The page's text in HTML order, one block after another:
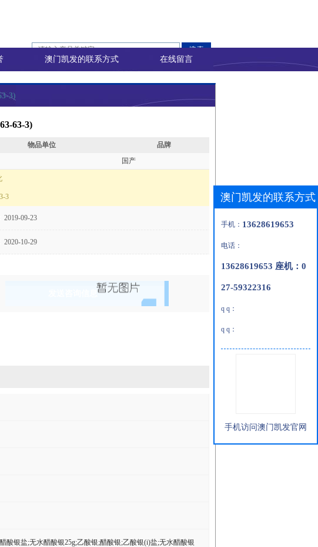
澳门凯发的联系方式 在线留言
3)
63-3)
物品单位
品牌
国产
3
2019-09-23
2020-10-29
酸银盐;无水醋酸银25g;乙酸银;醋酸银;乙酸银(i)盐;无水醋酸银
澳门凯发的联系方式
手机： 13628619653
电话：
13628619653 座机：0
27-59322316
q q：
q q：
手机访问澳门凯发官网